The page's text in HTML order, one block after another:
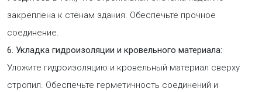
закреплена к стенам здания. Обеспечьте прочное
соединение.
6. Укладка гидроизоляции и кровельного материала:
Уложите гидроизоляцию и кровельный материал сверху
стропил. Обеспечьте герметичность соединений и